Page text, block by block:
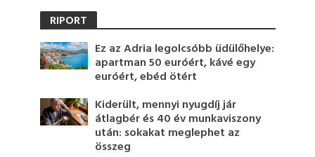
RIPORT
Ez az Adria legolcsóbb üdülőhelye:
apartman 50 euróért, kávé egy
euróért, ebéd ötért
Kiderült, mennyi nyugdíj jár
átlagbér és 40 év munkaviszony
után: sokakat meglephet az
összeg